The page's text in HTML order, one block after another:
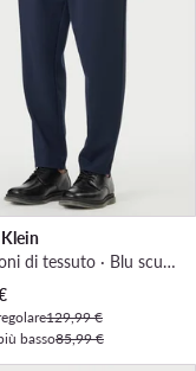
Pantaloni di tessuto · Blu scuro · Slim Fit
129,99 €
basso85,99 €